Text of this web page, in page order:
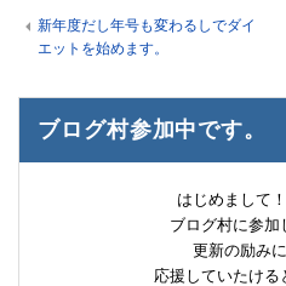
新年度だし年号も変わるしでダイ
エットを始めます。
ブログ村参加中です。
はじめまして
ブログ村に参加
更新の励み
応援していたける